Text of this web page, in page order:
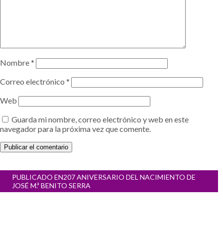
Nombre*
Correo electrónico *
Web
Guarda mi nombre, correo electrónico y web en este
navegador para la próxima vez que comente.
Navegación
entradas
PUBLICADO EN207 ANIVERSARIO DEL NACIMIENTO DE
JOSÉ M.ª BENITO SERRA